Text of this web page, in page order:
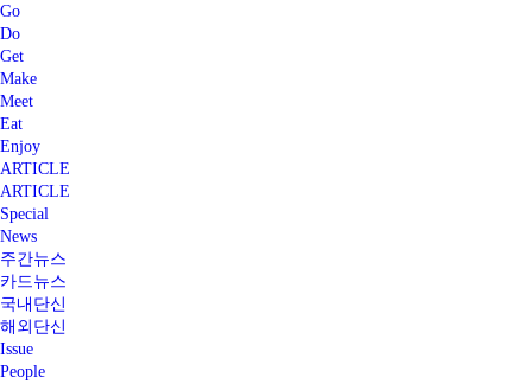
Go
Do
Get
Make
Meet
Eat
Enjoy
ARTICLE
ARTICLE
Special
News
주간뉴스
카드뉴스
국내단신
해외단신
Issue
People